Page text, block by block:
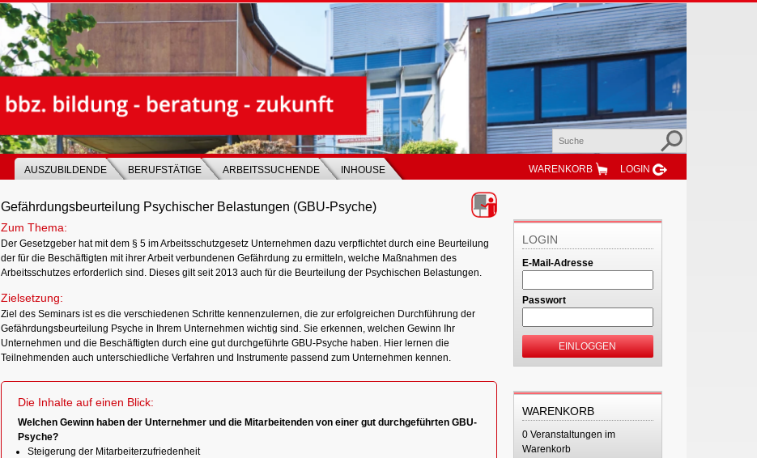
AUSZUBILDENDE BERUFSTÄTIGE ARBEITSSUCHENDE INHOUSE WARENKORB LOGIN
Gefährdungsbeurteilung Psychischer Belastungen (GBU-Psyche)
Zum Thema:
Der Gesetzgeber hat mit dem § 5 im Arbeitsschutzgesetz Unternehmen dazu verpflichtet durch eine Beurteilung
der für die Beschäftigten mit ihrer Arbeit verbundenen Gefährdung zu ermitteln, welche Maßnahmen des
Arbeitsschutzes erforderlich sind. Dieses gilt seit 2013 auch für die Beurteilung der Psychischen Belastungen.
Zielsetzung:
Ziel des Seminars ist es die verschiedenen Schritte kennenzulernen, die zur erfolgreichen Durchführung der
Gefährdungsbeurteilung Psyche in Ihrem Unternehmen wichtig sind. Sie erkennen, welchen Gewinn Ihr
Unternehmen und die Beschäftigten durch eine gut durchgeführte GBU-Psyche haben. Hier lernen die
Teilnehmenden auch unterschiedliche Verfahren und Instrumente passend zum Unternehmen kennen.
Die Inhalte auf einen Blick:
Welchen Gewinn haben der Unternehmer und die Mitarbeitenden von einer gut durchgeführten GBU-
Psyche?
Steigerung der Mitarbeiterzufriedenheit
LOGIN
E-Mail-Adresse
Passwort
EINLOGGEN
WARENKORB
0 Veranstaltungen im
Warenkorb